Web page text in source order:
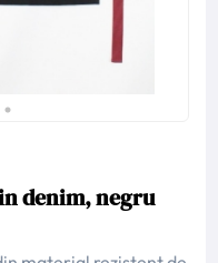
denim, negru